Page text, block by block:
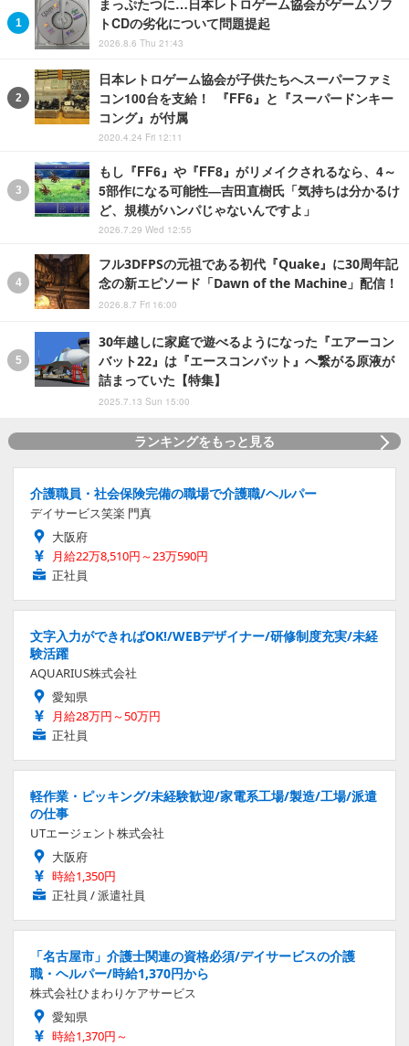
まっぷたつに…日本レトロゲーム協会がゲームソフ
トCDの劣化について問題提起
2026.8.6 Thu 21:43
日本レトロゲーム協会が子供たちへスーパーファミ
コン100台を支給！ 『FF6』と『スーパードンキー
コング』が付属
2020.4.24 Fri 12:11
もし『FF6』や『FF8』がリメイクされるなら、4～
5部作になる可能性―吉田直樹氏「気持ちは分かるけ
ど、規模がハンパじゃないんですよ」
2026.7.29 Wed 12:55
フル3DFPSの元祖である初代『Quake』に30周年記
念の新エピソード「Dawn of the Machine」配信！
2026.8.7 Fri 16:00
30年越しに家庭で遊べるようになった『エアーコン
バット22』は『エースコンバット』へ繋がる原液が
詰まっていた【特集】
2025.7.13 Sun 15:00
ランキングをもっと見る
介護職員・社会保険完備の職場で介護職/ヘルパー
デイサービス笑楽 門真
大阪府
月給22万8,510円～23万590円
正社員
文字入力ができればOK!/WEBデザイナー/研修制度充実/未経
験活躍
AQUARIUS株式会社
愛知県
月給28万円～50万円
正社員
軽作業・ピッキング/未経験歓迎/家電系工場/製造/工場/派遣
の仕事
UTエージェント株式会社
大阪府
時給1,350円
正社員 / 派遣社員
「名古屋市」介護士関連の資格必須/デイサービスの介護
職・ヘルパー/時給1,370円から
株式会社ひまわりケアサービス
愛知県
時給1,370円～